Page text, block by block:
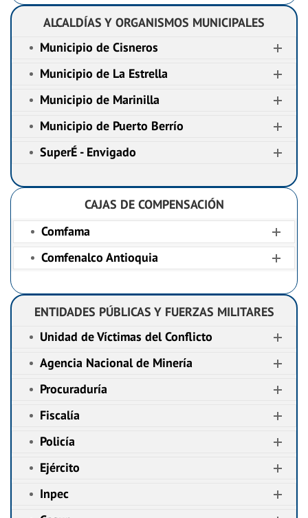
ALCALDÍAS Y ORGANISMOS MUNICIPALES
Municipio de Cisneros
Municipio de La Estrella
Municipio de Marinilla
Municipio de Puerto Berrío
SuperÉ - Envigado
CAJAS DE COMPENSACIÓN
Comfama
Comfenalco Antioquia
ENTIDADES PÚBLICAS Y FUERZAS MILITARES
Unidad de Víctimas del Conflicto
Agencia Nacional de Minería
Procuraduría
Fiscalía
Policía
Ejército
Inpec